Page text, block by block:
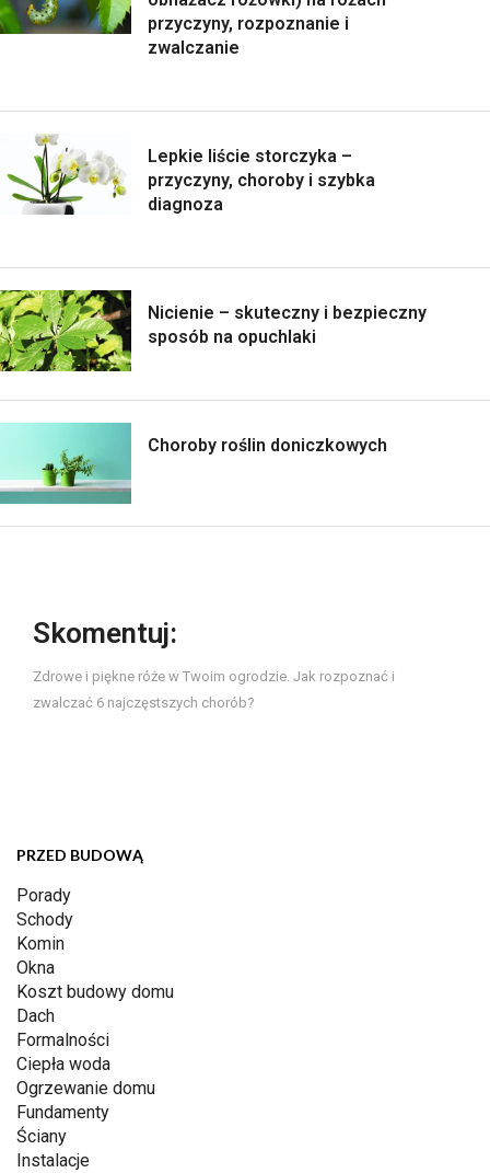
przyczyny, rozpoznanie i
zwalczanie
Lepkie liście storczyka –
przyczyny, choroby i szybka
diagnoza
Nicienie – skuteczny i bezpieczny
sposób na opuchlaki
Choroby roślin doniczkowych
Skomentuj:
Zdrowe i piękne róże w Twoim ogrodzie. Jak rozpoznać i
zwalczać 6 najczęstszych chorób?
PRZED BUDOWĄ
Porady
Schody
Komin
Okna
Koszt budowy domu
Dach
Formalności
Ciepła woda
Ogrzewanie domu
Fundamenty
Ściany
Instalacje